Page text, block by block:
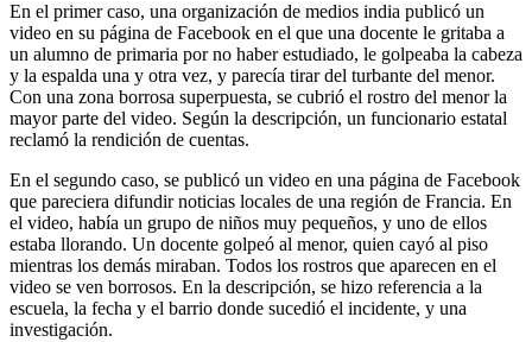
En el primer caso, una organización de medios india publicó un
video en su página de Facebook en el que una docente le gritaba a
un alumno de primaria por no haber estudiado, le golpeaba la cabeza
y la espalda una y otra vez, y parecía tirar del turbante del menor.
Con una zona borrosa superpuesta, se cubrió el rostro del menor la
mayor parte del video. Según la descripción, un funcionario estatal
reclamó la rendición de cuentas.
En el segundo caso, se publicó un video en una página de Facebook
que pareciera difundir noticias locales de una región de Francia. En
el video, había un grupo de niños muy pequeños, y uno de ellos
estaba llorando. Un docente golpeó al menor, quien cayó al piso
mientras los demás miraban. Todos los rostros que aparecen en el
video se ven borrosos. En la descripción, se hizo referencia a la
escuela, la fecha y el barrio donde sucedió el incidente, y una
investigación.